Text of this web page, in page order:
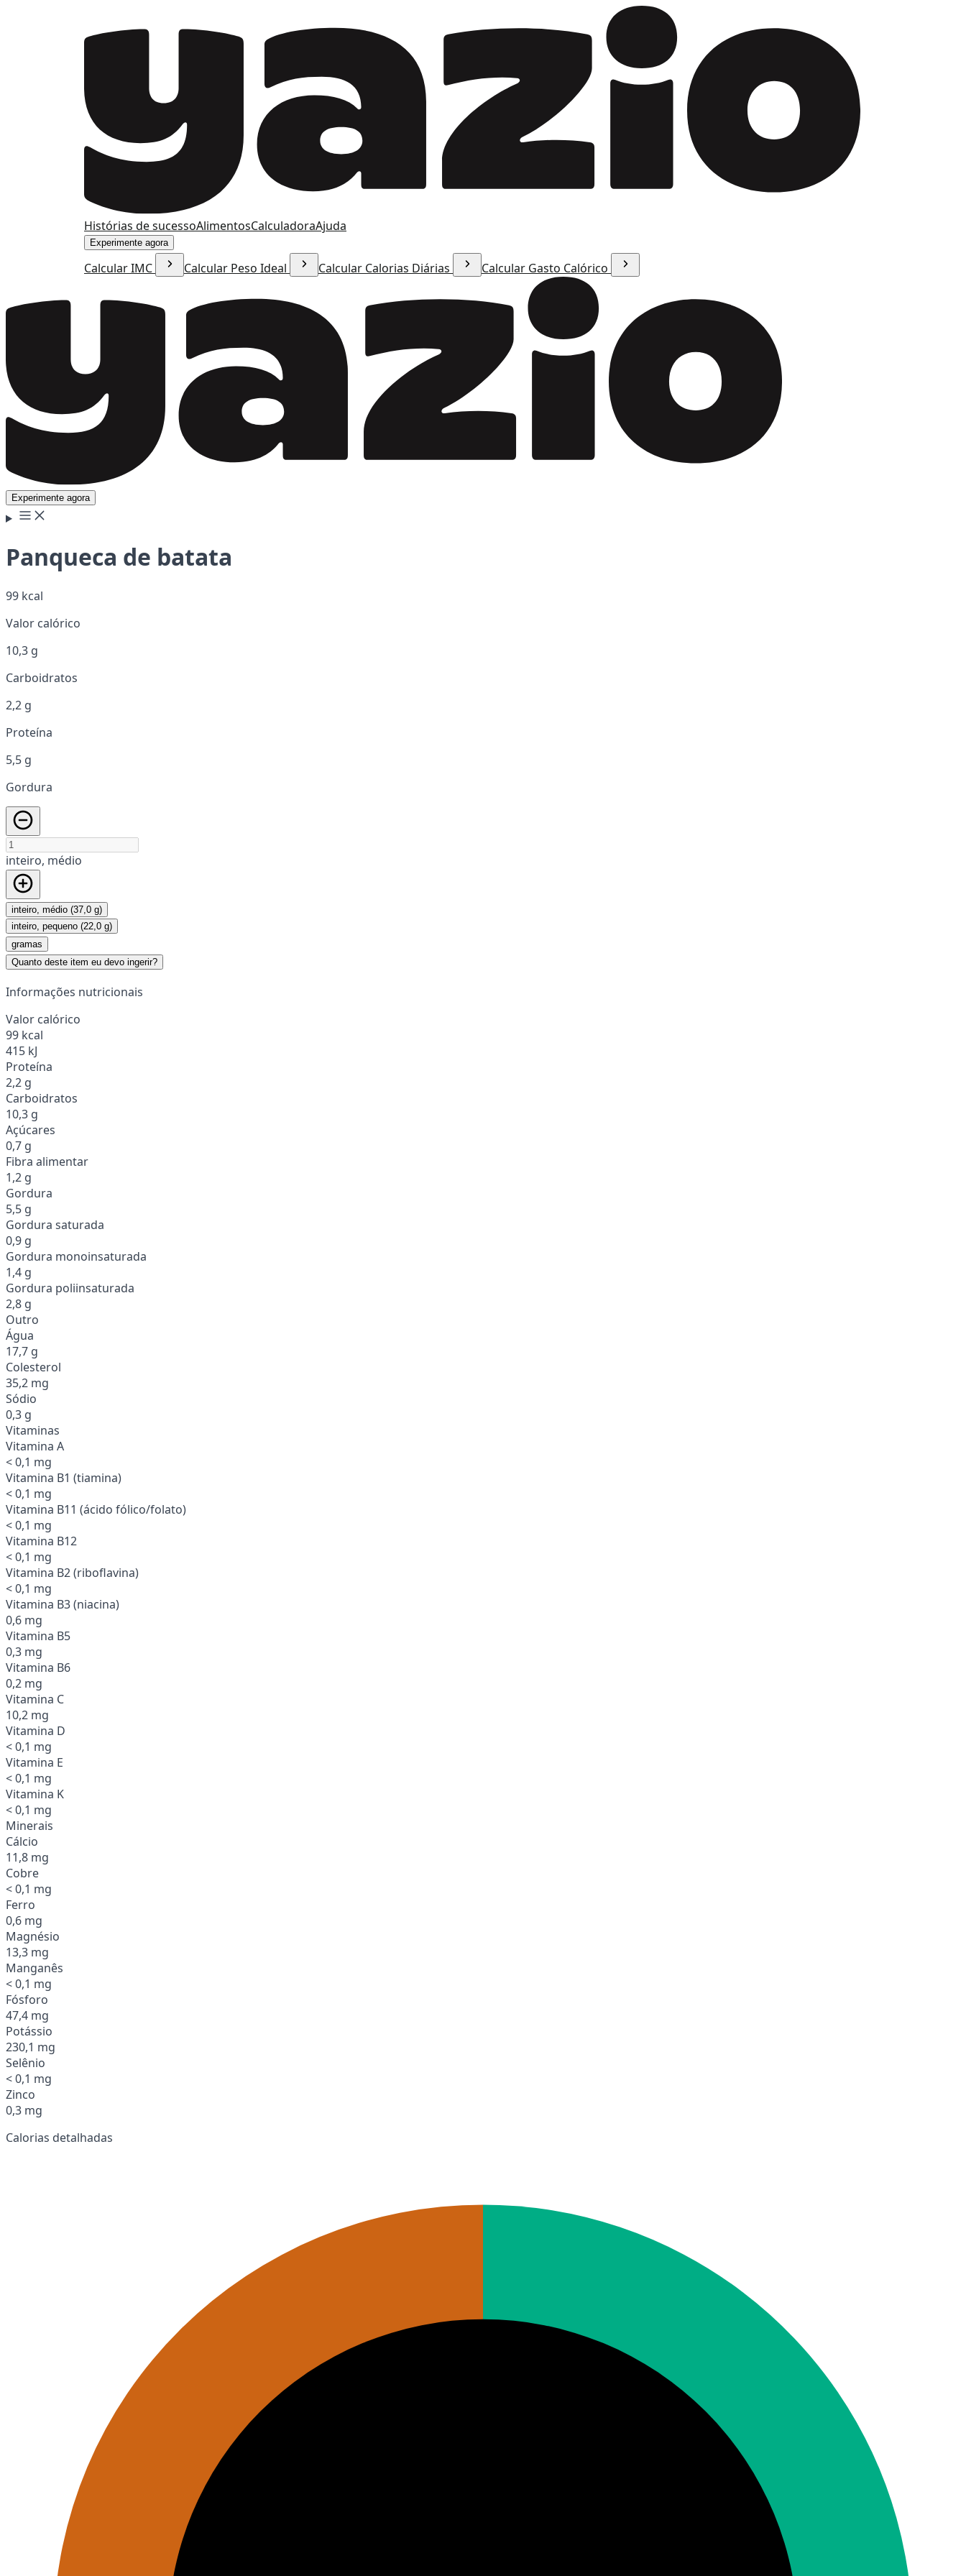
Histórias de sucessoAlimentosCalculadoraAjuda
Experimente agora
Calcular IMC Calcular Peso Ideal Calcular Calorias Diárias Calcular Gasto Calórico
Experimente agora
Panqueca de batata
99 kcal
Valor calórico
10,3 g
Carboidratos
2,2 g
Proteína
5,5 g
Gordura
inteiro, médio
inteiro, médio (37,0 g)
inteiro, pequeno (22,0 g)
gramas
Quanto deste item eu devo ingerir?
Informações nutricionais
Valor calórico
99 kcal
415 kJ
Proteína
2,2 g
Carboidratos
10,3 g
Açúcares
0,7 g
Fibra alimentar
1,2 g
Gordura
5,5 g
Gordura saturada
0,9 g
Gordura monoinsaturada
1,4 g
Gordura poliinsaturada
2,8 g
Outro
Água
17,7 g
Colesterol
35,2 mg
Sódio
0,3 g
Vitaminas
Vitamina A
< 0,1 mg
Vitamina B1 (tiamina)
< 0,1 mg
Vitamina B11 (ácido fólico/folato)
< 0,1 mg
Vitamina B12
< 0,1 mg
Vitamina B2 (riboflavina)
< 0,1 mg
Vitamina B3 (niacina)
0,6 mg
Vitamina B5
0,3 mg
Vitamina B6
0,2 mg
Vitamina C
10,2 mg
Vitamina D
< 0,1 mg
Vitamina E
< 0,1 mg
Vitamina K
< 0,1 mg
Minerais
Cálcio
11,8 mg
Cobre
< 0,1 mg
Ferro
0,6 mg
Magnésio
13,3 mg
Manganês
< 0,1 mg
Fósforo
47,4 mg
Potássio
230,1 mg
Selênio
< 0,1 mg
Zinco
0,3 mg
Calorias detalhadas